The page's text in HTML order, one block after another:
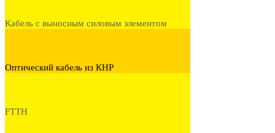
Кабель с выносным силовым элементом
Оптический кабель из КНР
FTTH